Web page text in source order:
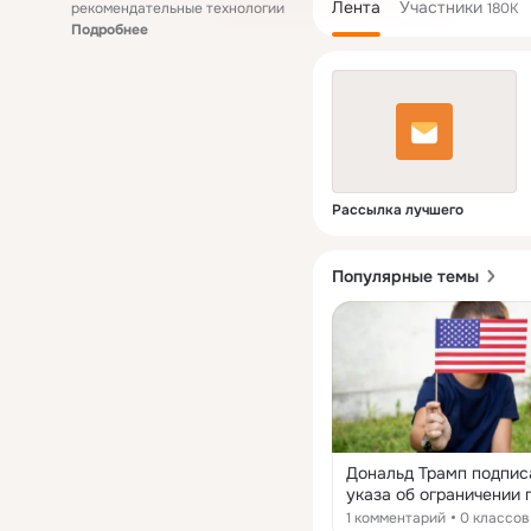
рекомендательные технологии
Подробнее
Лента Участники 180K
Рассылка лучшего
Популярные темы
Дональд Трамп
указа об ограничении
на гражданство по
1 комментарий 0 классов